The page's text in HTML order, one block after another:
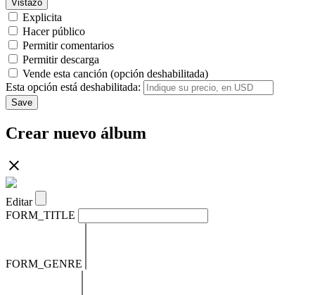
Vistazo
Explicita
Hacer público
Permitir comentarios
Permitir descarga
Vende esta canción (opción deshabilitada)
Esta opción está deshabilitada:
Save
Crear nuevo álbum
Editar
FORM_TITLE
FORM_GENRE